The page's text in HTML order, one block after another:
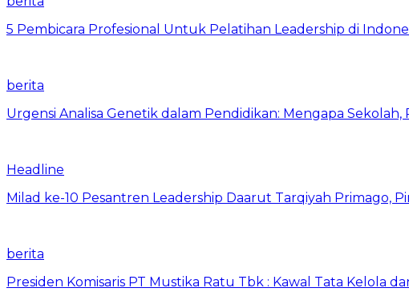
5 Pembicara Profesional Untuk Pelatihan Leadership di
berita
Urgensi Analisa Genetik dalam Pendidikan: Mengapa
Headline
Milad ke-10 Pesantren Leadership Daarut Tarqiyah Primago,
berita
Presiden Komisaris PT Mustika Ratu Tbk : Kawal Tata Kelola